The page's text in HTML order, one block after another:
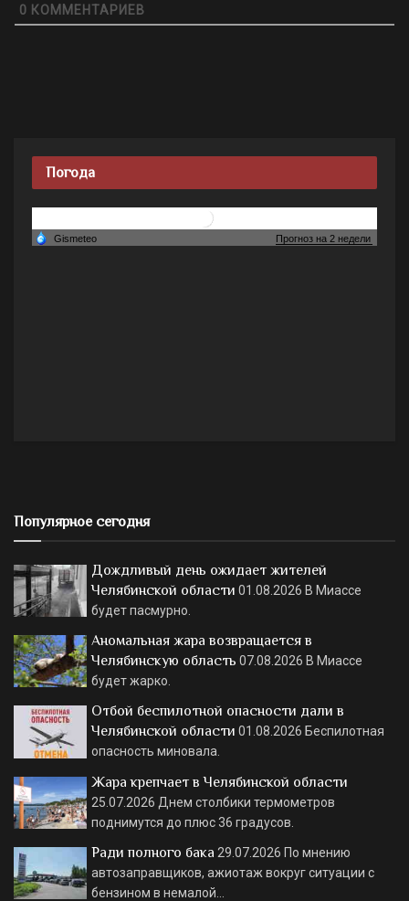
0 КОММЕНТАРИЕВ
Погода
Популярное сегодня
Дождливый день ожидает жителей
Челябинской области 01.08.2026 В Миассе
будет пасмурно.
Аномальная жара возвращается в
Челябинскую область 07.08.2026 В Миассе
будет жарко.
Отбой беспилотной опасности дали в
Челябинской области 01.08.2026 Беспилотная
опасность миновала.
Жара крепчает в Челябинской области
25.07.2026 Днем столбики термометров
поднимутся до плюс 36 градусов.
Ради полного бака 29.07.2026 По мнению
автозаправщиков, ажиотаж вокруг ситуации с
бензином в немалой…